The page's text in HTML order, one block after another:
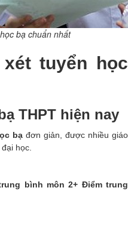
bạ chuẩn nhất
tuyển học
THPT hiện nay
bạ đơn giản, được nhiều giáo
học.
bình môn 2+ Điểm trung